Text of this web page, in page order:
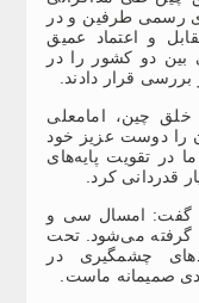
رسمی طرفین و در
و اعتماد عمیق
دو کشور را در
بررسی قرار دادند.
چین، امامعلی
را دوست عزیز خود
تقویت پایه‌های
قدردانی کرد.
گفت: امسال سی و
گرفته می‌شود. تحت
چشمگیری در
صمیمانه ماست.